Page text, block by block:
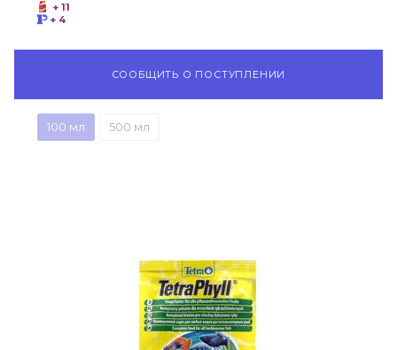
+ 11
+ 4
СООБЩИТЬ О ПОСТУПЛЕНИИ
100 мл 500 мл